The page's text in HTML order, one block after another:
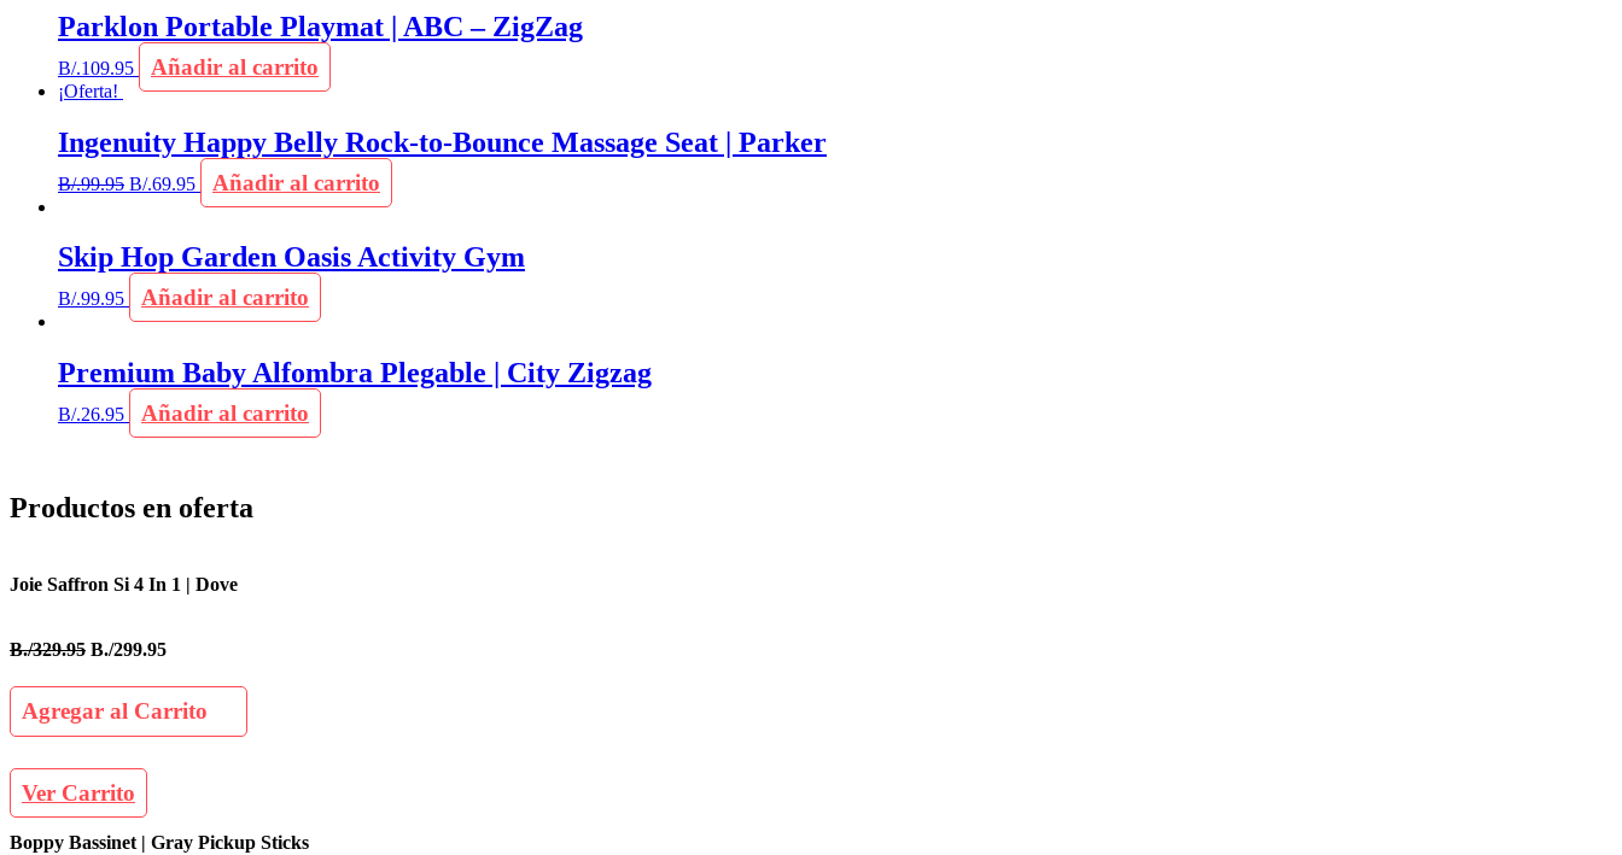
Parklon Portable Playmat | ABC – ZigZag
B/.109.95 Añadir al carrito
¡Oferta!
Ingenuity Happy Belly Rock-to-Bounce Massage Seat | Parker
B/.99.95 B/.69.95 Añadir al carrito
Skip Hop Garden Oasis Activity Gym
B/.99.95 Añadir al carrito
Premium Baby Alfombra Plegable | City Zigzag
B/.26.95 Añadir al carrito
Productos en oferta
Joie Saffron Si 4 In 1 | Dove
B./329.95 B./299.95
Agregar al Carrito
Ver Carrito
Boppy Bassinet | Gray Pickup Sticks